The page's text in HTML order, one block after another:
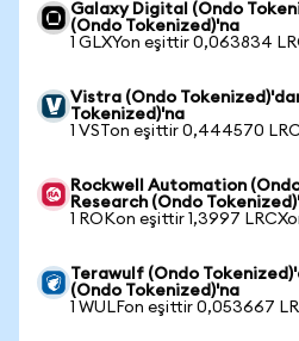
Galaxy Digital (Ondo
(Ondo Tokenized)'na
1 GLXYon eşittir 0,063834
Vistra (Ondo
Tokenized)'na
1 VSTon eşittir 0,444570
Rockwell Automation
Research (Ondo
1 ROKon eşittir 1,3997
Terawulf (Ondo
(Ondo Tokenized)'na
1 WULFon eşittir 0,053667